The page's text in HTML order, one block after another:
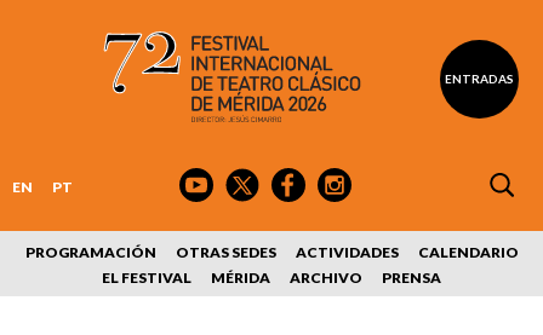
ENTRADAS
EN PT
PROGRAMACIÓN OTRAS SEDES ACTIVIDADES
CALENDARIO
EL FESTIVAL
MÉRIDA ARCHIVO PRENSA